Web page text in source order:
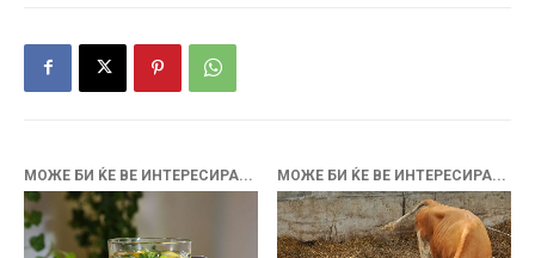
МОЖЕ БИ ЌЕ ВЕ ИНТЕРЕСИРА... МОЖЕ БИ ЌЕ ВЕ ИНТЕРЕСИРА...